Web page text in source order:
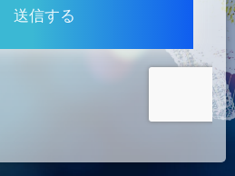
送信する